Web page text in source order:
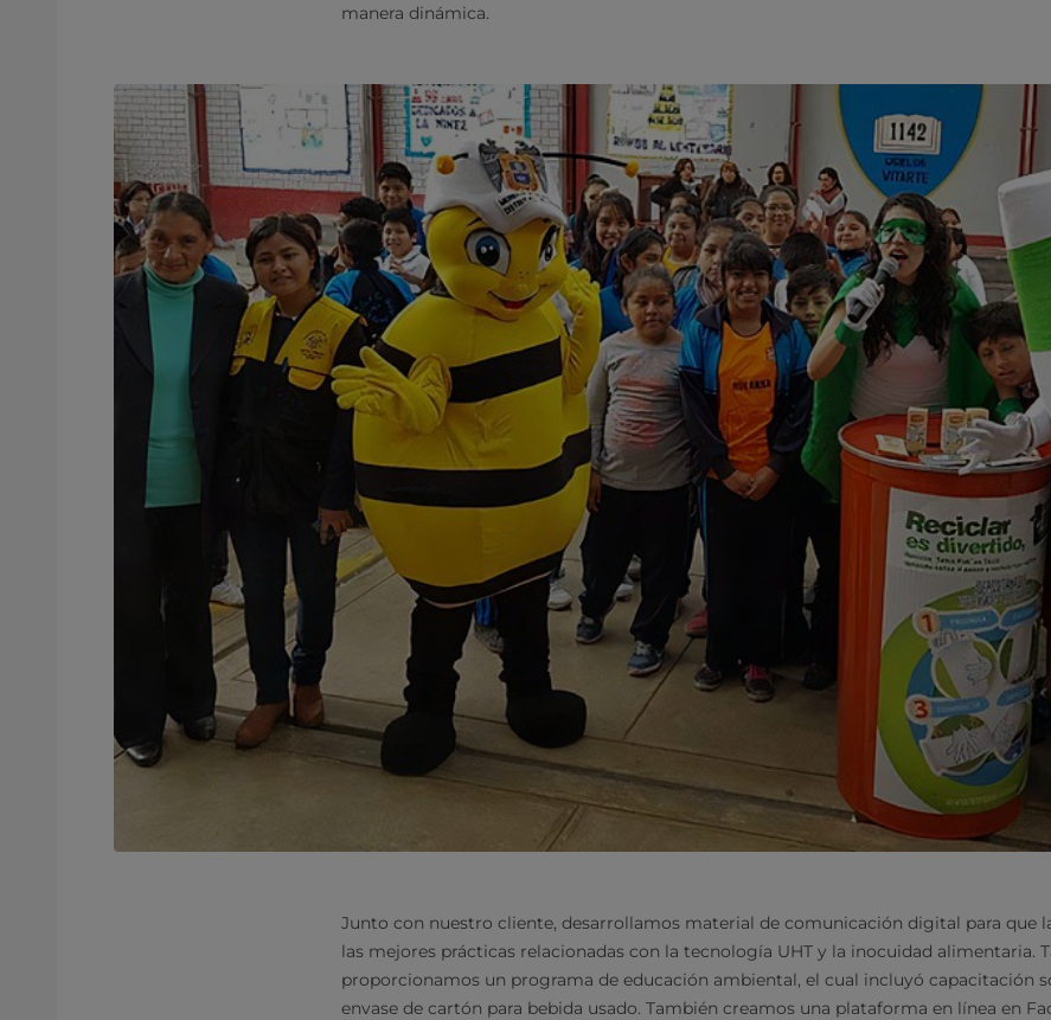
manera dinámica.
Junto con nuestro cliente, desarrollamos material de comunicación digital para que
las mejores prácticas relacionadas con la tecnología UHT y la inocuidad alimentaria.
proporcionamos un programa de educación ambiental, el cual incluyó capacitación
envase de cartón para bebida usado. También creamos una plataforma en línea en